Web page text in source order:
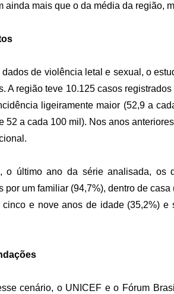
ainda mais que o da média da região,
de violência letal e sexual, o
A região teve 10.125 casos
ligeiramente maior (52,9 a
52 a cada 100 mil). Nos anos
o último ano da série analisada, os
por um familiar (94,7%), dentro de
cinco e nove anos de idade (35,2%) e
cenário, o UNICEF e o Fórum